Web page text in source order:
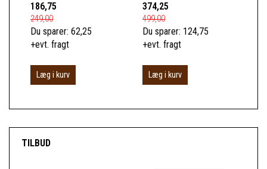
186,75
249,00
Du sparer: 62,25
+evt. fragt
Læg i kurv
374,25
499,00
Du sparer: 124,75
+evt. fragt
Læg i kurv
TILBUD